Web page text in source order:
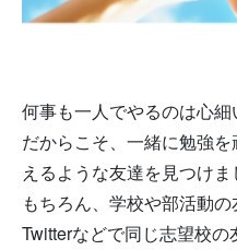
何事も一人でやるのは心細
だからこそ、一緒に勉強
えるような友達を見つけま
もちろん、学校や部活動
Twitterなどで同じ志望校